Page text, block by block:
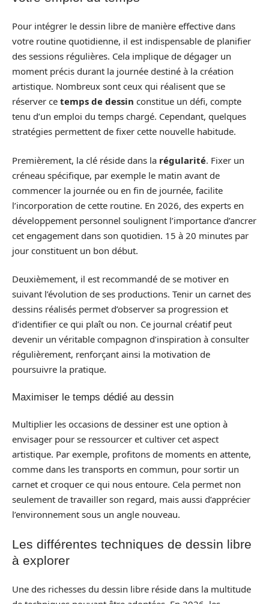
Pour intégrer le dessin libre de manière effective dans
votre routine quotidienne, il est indispensable de planifier
des sessions régulières. Cela implique de dégager un
moment précis durant la journée destiné à la création
artistique. Nombreux sont ceux qui réalisent que se
réserver ce temps de dessin constitue un défi, compte
tenu d’un emploi du temps chargé. Cependant, quelques
stratégies permettent de fixer cette nouvelle habitude.
Premièrement, la clé réside dans la régularité. Fixer un
créneau spécifique, par exemple le matin avant de
commencer la journée ou en fin de journée, facilite
l’incorporation de cette routine. En 2026, des experts en
développement personnel soulignent l’importance d’ancrer
cet engagement dans son quotidien. 15 à 20 minutes par
jour constituent un bon début.
Deuxièmement, il est recommandé de se motiver en
suivant l’évolution de ses productions. Tenir un carnet des
dessins réalisés permet d’observer sa progression et
d’identifier ce qui plaît ou non. Ce journal créatif peut
devenir un véritable compagnon d’inspiration à consulter
régulièrement, renforçant ainsi la motivation de
poursuivre la pratique.
Maximiser le temps dédié au dessin
Multiplier les occasions de dessiner est une option à
envisager pour se ressourcer et cultiver cet aspect
artistique. Par exemple, profitons de moments en attente,
comme dans les transports en commun, pour sortir un
carnet et croquer ce qui nous entoure. Cela permet non
seulement de travailler son regard, mais aussi d’apprécier
l’environnement sous un angle nouveau.
Les différentes techniques de dessin libre
à explorer
Une des richesses du dessin libre réside dans la multitude